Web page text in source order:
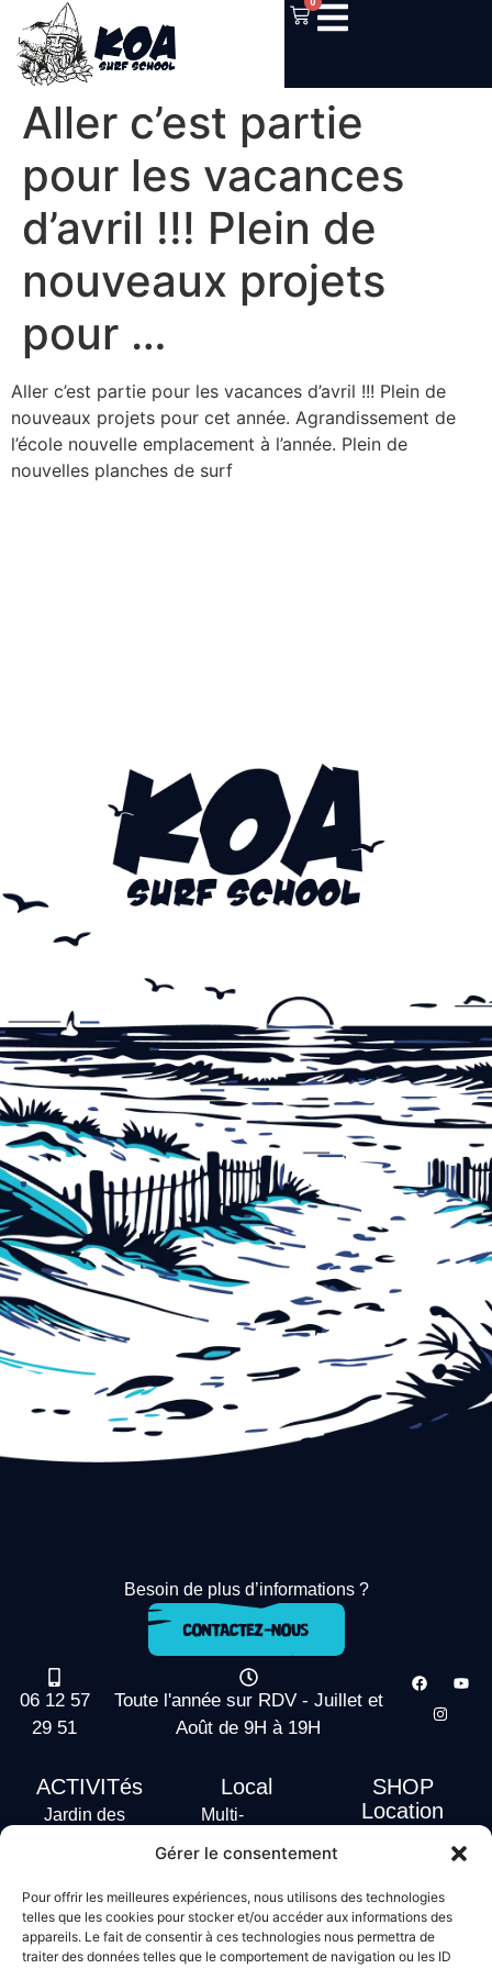
Gérer le consentement
Pour offrir les meilleures expériences, nous utilisons des technologies
telles que les cookies pour stocker et/ou accéder aux informations des
appareils. Le fait de consentir à ces technologies nous permettra de
traiter des données telles que le comportement de navigation ou les ID
Aller c’est partie
pour les vacances
d’avril !!! Plein de
nouveaux projets
pour …
Aller c’est partie pour les vacances d’avril !!! Plein de
nouveaux projets pour cet année. Agrandissement de
l’école nouvelle emplacement à l’année. Plein de
nouvelles planches de surf
Besoin de plus d’informations ?
06 12 57
29 51
Toute l'année sur RDV - Juillet et
Août de 9H à 19H
ACTIVITés
Jardin des
Stand Up
Paddle
Bodyboard
Local
Multi-
Hébergement
SHOP
Location